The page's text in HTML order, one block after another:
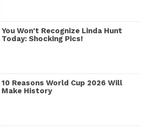
You Won't Recognize Linda Hunt
Today: Shocking Pics!
10 Reasons World Cup 2026 Will
Make History